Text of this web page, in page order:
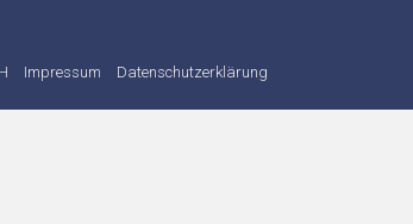
Impressum Datenschutzerklärung